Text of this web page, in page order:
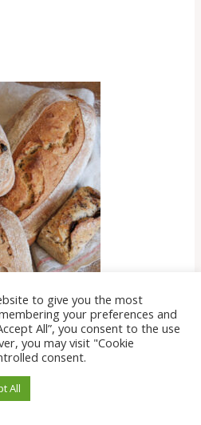
to give you the most
your preferences and
All”, you consent to the use
you may visit "Cookie
consent.
All